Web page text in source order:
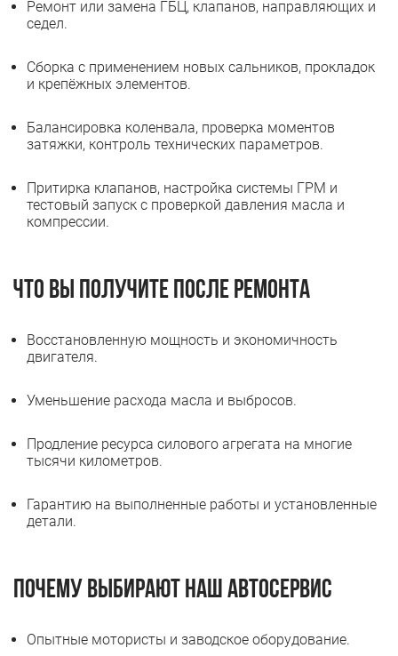
Ремонт или замена ГБЦ, клапанов, направляющих и
седел.
Сборка с применением новых сальников, прокладок
и крепёжных элементов.
Балансировка коленвала, проверка моментов
затяжки, контроль технических параметров.
Притирка клапанов, настройка системы ГРМ и
тестовый запуск с проверкой давления масла и
компрессии.
Что Вы получите после ремонта
Восстановленную мощность и экономичность
двигателя.
Уменьшение расхода масла и выбросов.
Продление ресурса силового агрегата на многие
тысячи километров.
Гарантию на выполненные работы и установленные
детали.
Почему выбирают наш автосервис
Опытные мотористы и заводское оборудование.